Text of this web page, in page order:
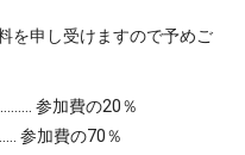
を申し受けますので予めご
参加費の20％
参加費の70％